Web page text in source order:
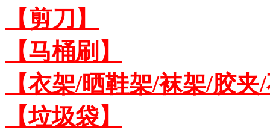
【剪刀】
【马桶刷】
【衣架/晒鞋架/袜架/胶
【垃圾袋】